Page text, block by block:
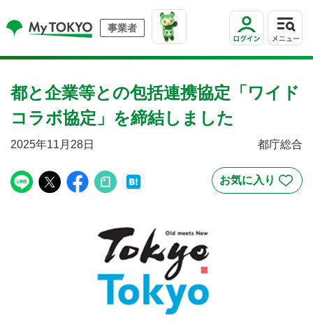
事業者
都と企業等との包括連携協定「ワイド
コラボ協定」を締結しました
2025年11月28日 都庁総合